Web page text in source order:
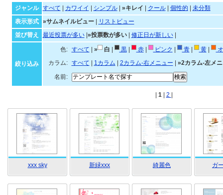
ジャンル すべて カワイイ シンプル| »キレイ クール| 個性的
未分類
表示形式
»サムネイルビュー|
リストビュー
並び替え
最近投票が多い| »投票数が多い| 修正日が新しい|
絞り込み
色: すべて » 白 黒| 赤| ピンク 青| 黄|
カラム:
すべて 1カラム 2カラム-右メニュー
»2カラム-左メ
名前:
1 2
xxx sky 新緑xxx 綺麗色 ガ